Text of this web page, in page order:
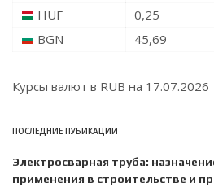
HUF
0,25
BGN
45,69
Курсы валют в RUB на 17.07.2026
ПОСЛЕДНИЕ ПУБИКАЦИИ
Электросварная труба:
применения в строительстве и